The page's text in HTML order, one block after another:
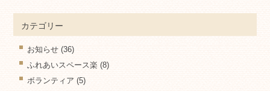
カテゴリー
お知らせ (36)
ふれあいスペース楽 (8)
ボランティア (5)